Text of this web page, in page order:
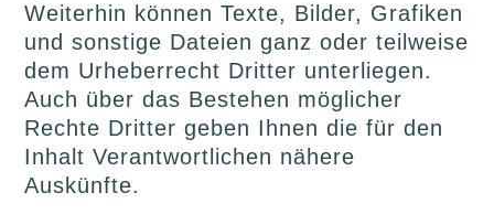
Weiterhin können Texte, Bilder, Grafiken
und sonstige Dateien ganz oder teilweise
dem Urheberrecht Dritter unterliegen.
Auch über das Bestehen möglicher
Rechte Dritter geben Ihnen die für den
Inhalt Verantwortlichen nähere
Auskünfte.